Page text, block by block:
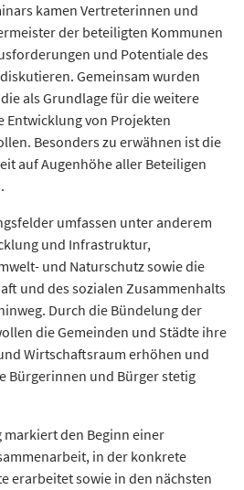
kamen Vertreterinnen und
der beteiligten Kommunen
und Potentiale des
Gemeinsam wurden
als Grundlage für die weitere
Entwicklung von Projekten
Besonders zu erwähnen ist die
auf Augenhöhe aller Beteiligen
umfassen unter anderem
und Infrastruktur,
und Naturschutz sowie die
und des sozialen Zusammenhalts
Durch die Bündelung der
die Gemeinden und Städte ihre
Wirtschaftsraum erhöhen und
Bürgerinnen und Bürger stetig
den Beginn einer
in der konkrete
erarbeitet sowie in den nächsten